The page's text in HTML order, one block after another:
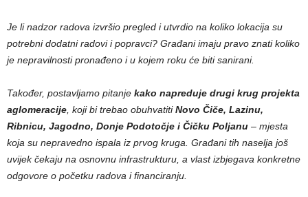
Je li nadzor radova izvršio pregled i utvrdio na koliko lokacija su
potrebni dodatni radovi i popravci? Građani imaju pravo znati koliko
je nepravilnosti pronađeno i u kojem roku će biti sanirani.
Također, postavljamo pitanje kako napreduje drugi krug projekta
aglomeracije , koji bi trebao obuhvatitiNovo Čiče, Lazinu,
Ribnicu, Jagodno, Donje Podotočje i Čičku Poljanu – mjesta
koja su nepravedno ispala iz prvog kruga. Građani tih naselja još
uvijek čekaju na osnovnu infrastrukturu, a vlast izbjegava konkretne
odgovore o početku radova i financiranju.